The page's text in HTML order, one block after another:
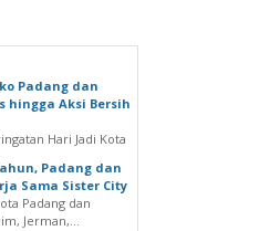
Padang dan
hingga Aksi Bersih
Hari Jadi Kota
Padang dan
Sama Sister City
Padang dan
Jerman,...